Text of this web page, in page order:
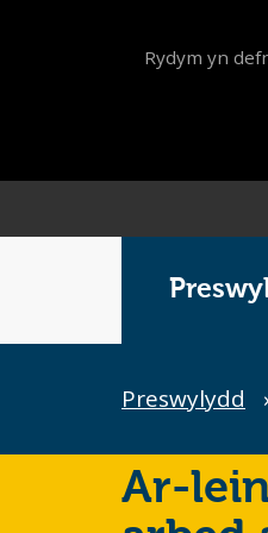
Rydym yn
Preswylydd
Ar-